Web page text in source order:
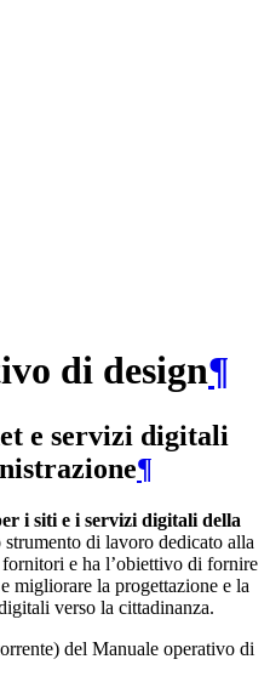
di design¶
e servizi digitali
¶
i siti e i servizi digitali della
strumento di lavoro dedicato alla
e ha l’obiettivo di fornire
migliorare la progettazione e la
verso la cittadinanza.
del Manuale operativo di